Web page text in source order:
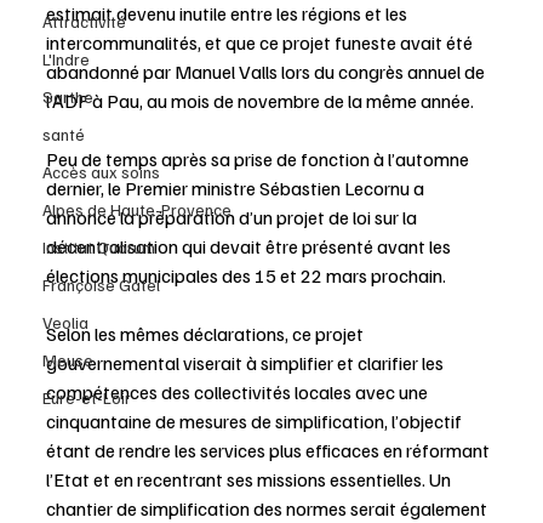
Attractivité
L'Indre
Sarthe
santé
Accès aux soins
Alpes de Haute-Provence
Institut Quorum
Françoise Gatel
Veolia
Meuse
Eure-et-Loir
estimait devenu inutile entre les régions et les
intercommunalités, et que ce projet funeste avait été
abandonné par Manuel Valls lors du congrès annuel de
l’ADF à Pau, au mois de novembre de la même année.
Peu de temps après sa prise de fonction à l’automne
dernier, le Premier ministre Sébastien Lecornu a
annoncé la préparation d’un projet de loi sur la
décentralisation qui devait être présenté avant les
élections municipales des 15 et 22 mars prochain.
Selon les mêmes déclarations, ce projet
gouvernemental viserait à simplifier et clarifier les
compétences des collectivités locales avec une
cinquantaine de mesures de simplification, l’objectif
étant de rendre les services plus efficaces en réformant
l’Etat et en recentrant ses missions essentielles. Un
chantier de simplification des normes serait également